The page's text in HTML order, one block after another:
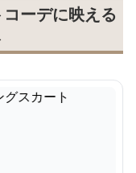
ーデに映える